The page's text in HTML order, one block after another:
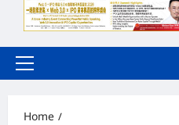
Primary
Home